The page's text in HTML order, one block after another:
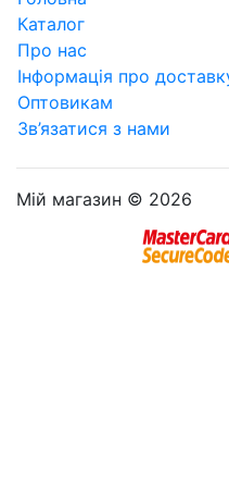
Каталог
Про нас
Інформація про
Оптовикам
Зв’язатися з нами
Мій магазин © 2026